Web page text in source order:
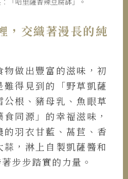
，交織著漫長的純
物做出豐富的滋味，初
得見到的「野草凱薩
根、豬母乳、魚眼草
同源」的幸福滋味，
的羽衣甘藍、萵苣、香
，淋上自製凱薩醬和
步步踏實的力量。